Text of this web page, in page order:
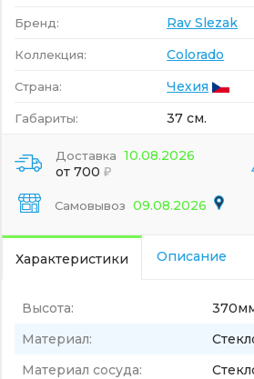
Бренд: Rav Slezak
Коллекция: Colorado
Страна: Чехия
Габариты: 37 см.
Доставка 10.08.2026
от 700
Самовывоз 09.08.2026
Характеристики Описание
Высота:
Материал:
Материал сосуда: